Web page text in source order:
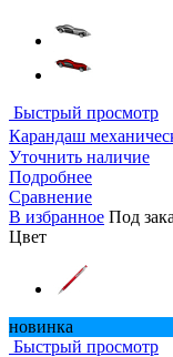
Быстрый просмотр
Карандаш
Уточнить наличие
Подробнее
Сравнение
В избранное Под
Цвет
новинка
Быстрый просмотр